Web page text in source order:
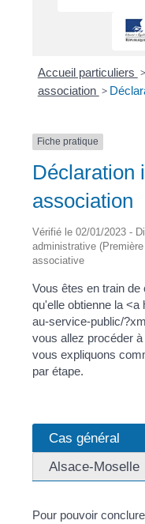
Accueil particuliers >
association >
Fiche pratique
Déclaration
association
Vérifié le 02/01/2023 -
administrative
associative
Vous êtes en train
qu'elle obtienne la
au-service-public/
vous allez procéder
vous expliquons
par étape.
Cas général
Alsace-Moselle
Pour pouvoir